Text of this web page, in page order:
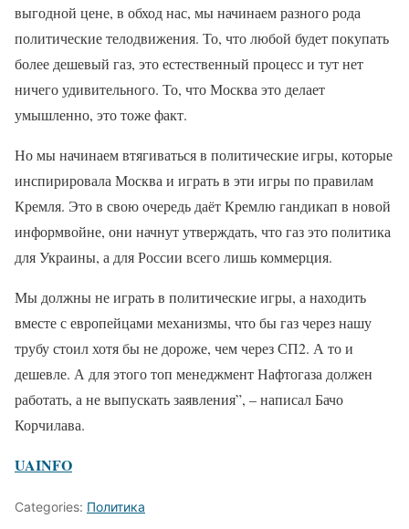
выгодной цене, в обход нас, мы начинаем разного рода
политические телодвижения. То, что любой будет покупать
более дешевый газ, это естественный процесс и тут нет
ничего удивительного. То, что Москва это делает
умышленно, это тоже факт.
Но мы начинаем втягиваться в политические игры, которые
инспирировала Москва и играть в эти игры по правилам
Кремля. Это в свою очередь даёт Кремлю гандикап в новой
информвойне, они начнут утверждать, что газ это политика
для Украины, а для России всего лишь коммерция.
Мы должны не играть в политические игры, а находить
вместе с европейцами механизмы, что бы газ через нашу
трубу стоил хотя бы не дороже, чем через СП2. А то и
дешевле. А для этого топ менеджмент Нафтогаза должен
работать, а не выпускать заявления”, – написал Бачо
Корчилава.
UAINFO
Categories: Политика